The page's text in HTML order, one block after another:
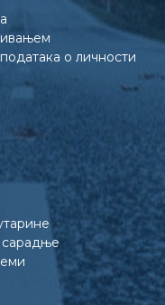
о личности